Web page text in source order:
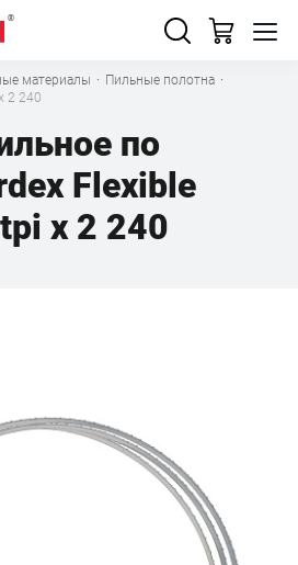
материалы · Пильные полотна ·
2 240
по
Flexible
x 2 240